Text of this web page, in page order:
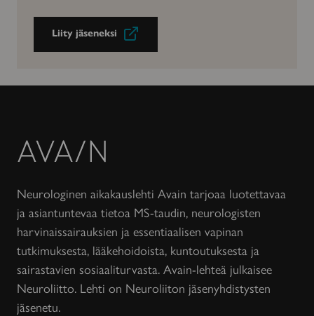
Liity jäseneksi
Avain-
lehti
Neurologinen aikakauslehti Avain tarjoaa luotettavaa
ja asiantuntevaa tietoa MS-taudin, neurologisten
harvinaissairauksien ja essentiaalisen vapinan
tutkimuksesta, lääkehoidoista, kuntoutuksesta ja
sairastavien sosiaaliturvasta. Avain-lehteä julkaisee
Neuroliitto. Lehti on Neuroliiton jäsenyhdistysten
jäsenetu.